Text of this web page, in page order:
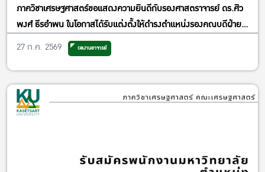
ภาควิชาเศรษฐศาสตร์ขอแสดงความยินดีกับรองศาสตราจารย์ ดร.ศิว
พงศ์ ธีรอำพน ในโอกาสได้รับแต่งตั้งให้ดำรงตำแหน่งรองคณบดีฝ่าย
วิจัยและพันธกิจเพื่อสังคม
27 ก.ค. 2569 ผลงานอาจารย์